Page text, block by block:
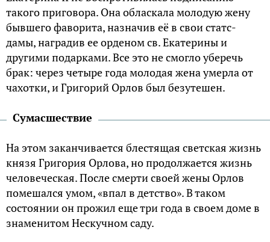
такого приговора. Она обласкала молодую жену
бывшего фаворита, назначив её в свои статс-
дамы, наградив ее орденом св. Екатерины и
другими подарками. Все это не смогло уберечь
брак: через четыре года молодая жена умерла от
чахотки, и Григорий Орлов был безутешен.
Сумасшествие
На этом заканчивается блестящая светская жизнь
князя Григория Орлова, но продолжается жизнь
человеческая. После смерти своей жены Орлов
помешался умом, «впал в детство». В таком
состоянии он прожил еще три года в своем доме в
знаменитом Нескучном саду.